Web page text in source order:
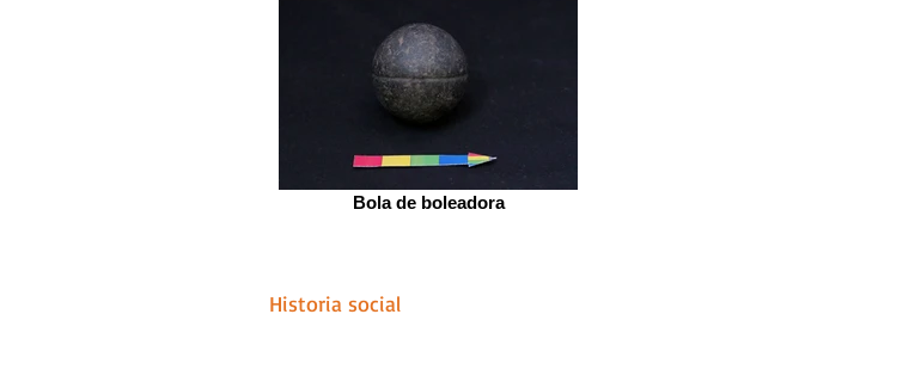
Bola de boleadora
Historia social